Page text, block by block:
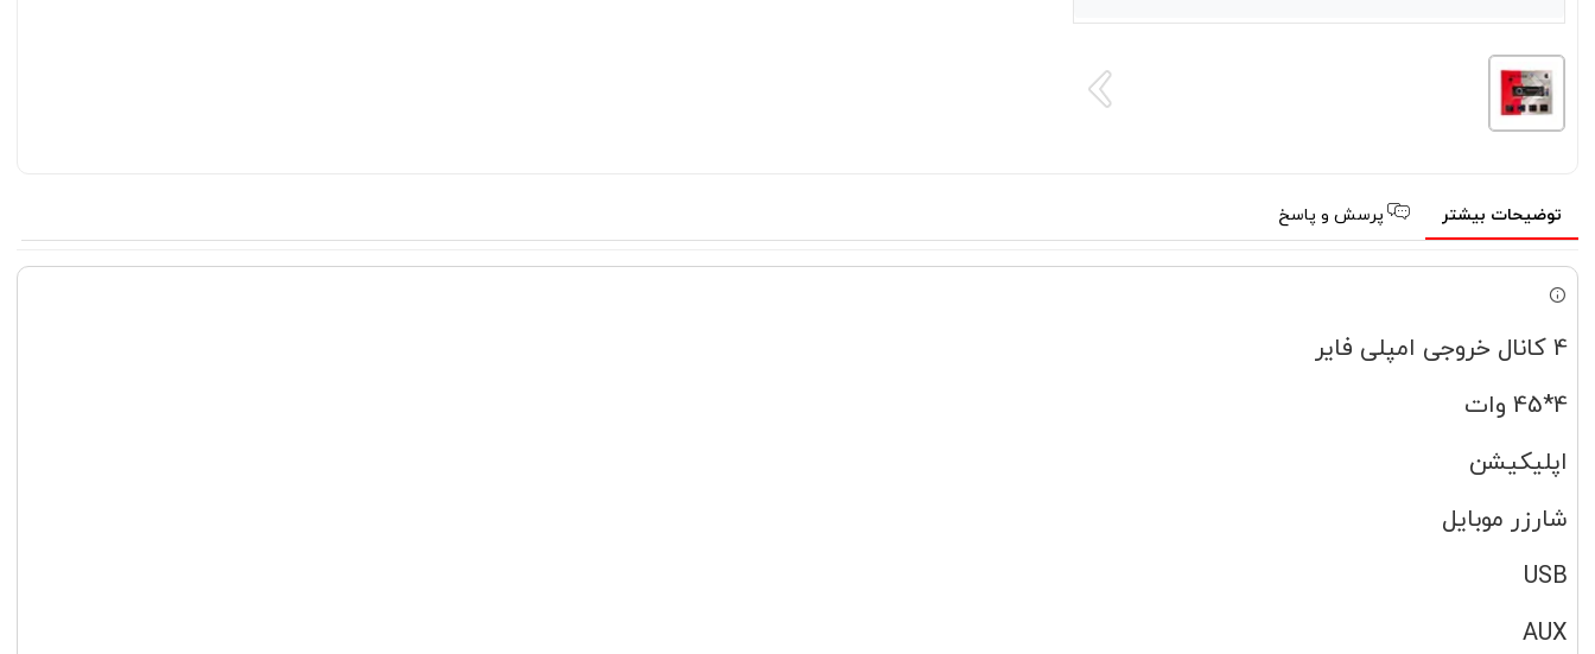
توضیحات بیشتر پرسش و پاسخ
4 کانال خروجی امپلی فایر
4*45 وات
اپلیکیشن
شارزر موبایل
USB
AUX